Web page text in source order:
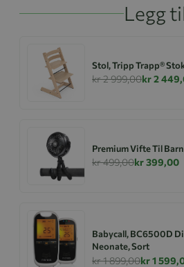
Legg
Stol, Tripp Trapp®
kr 2 999,00kr 2
Premium Vifte Til
kr 499,00kr 399,00
Babycall, BC6500D
Neonate, Sort
kr 1 899,00kr 1